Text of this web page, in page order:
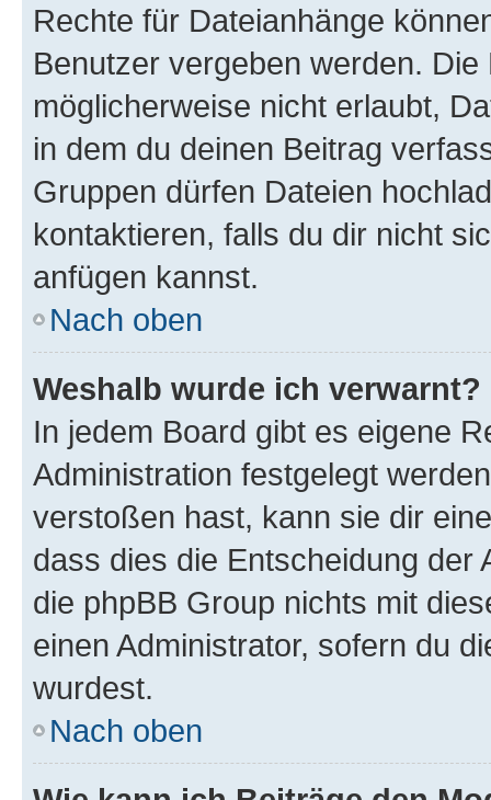
Rechte für Dateianhänge
Benutzer vergeben werden.
möglicherweise nicht erlaubt,
in dem du deinen Beitrag
Gruppen dürfen Dateien
kontaktieren, falls du dir nicht
anfügen kannst.
Nach oben
Weshalb wurde ich verwarnt?
In jedem Board gibt es eigene
Administration festgelegt
verstoßen hast, kann sie dir
dass dies die Entscheidung der
die phpBB Group nichts mit
einen Administrator, sofern du
wurdest.
Nach oben